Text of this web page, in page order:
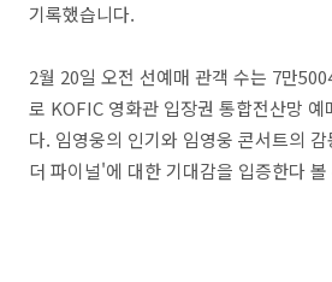
기록했습니다.
2월 20일 오전 선예매 관객 수는 7만
로 KOFIC 영화관 입장권 통합전산망 예
다. 임영웅의 인기와 임영웅 콘서트의
더 파이널'에 대한 기대감을 입증한다